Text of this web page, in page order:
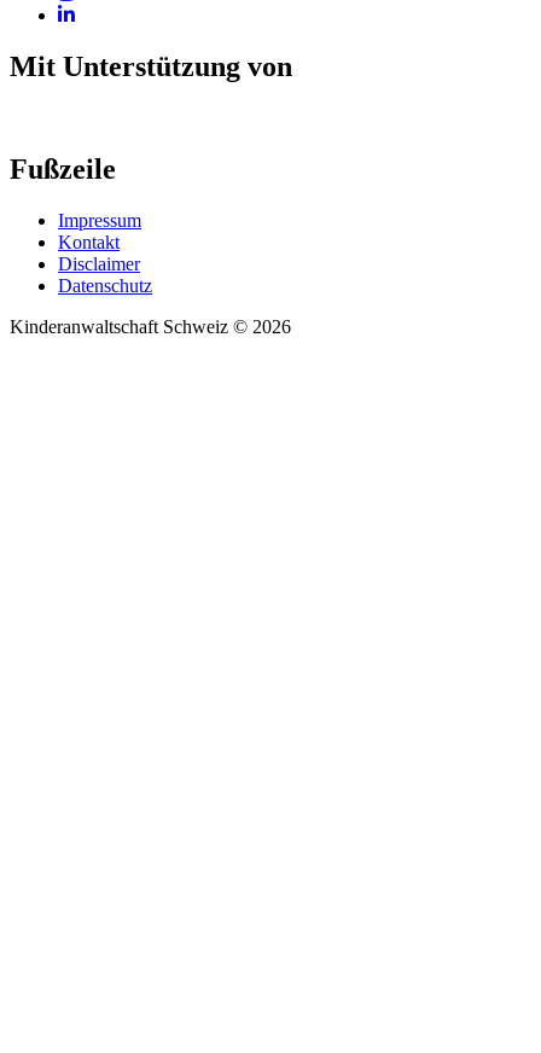
Mit Unterstützung von
Fußzeile
Impressum
Kontakt
Disclaimer
Datenschutz
Kinderanwaltschaft Schweiz © 2026